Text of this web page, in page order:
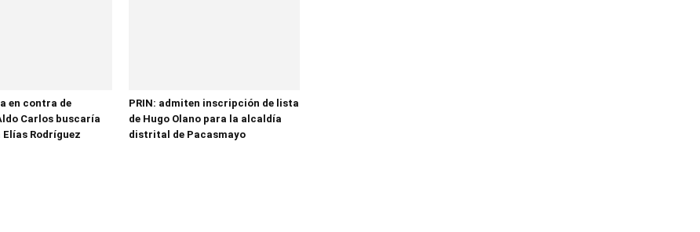
en contra de
Carlos buscaría
Rodríguez
PRIN: admiten inscripción de lista
de Hugo Olano para la alcaldía
distrital de Pacasmayo